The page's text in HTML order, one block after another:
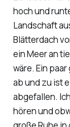
hoch und
Landschaft
Blätterdach
ein Meer an
wäre. Ein
ab und zu ist
abgefallen.
hören und